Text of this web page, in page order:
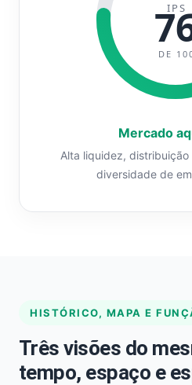
IPS
DE
Mercado
Alta liquidez,
diversidade de
HISTÓRICO, MAPA E
Três visões do
tempo, espaço e